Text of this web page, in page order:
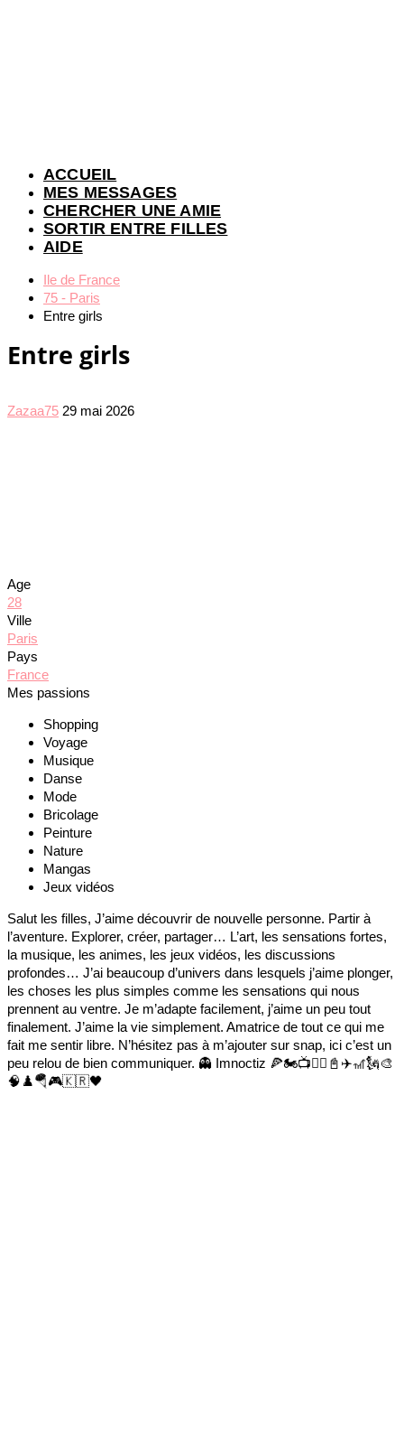
ACCUEIL
MES MESSAGES
CHERCHER UNE AMIE
SORTIR ENTRE FILLES
AIDE
Ile de France
75 - Paris
Entre girls
Entre girls
Zazaa75 29 mai 2026
Age
28
Ville
Paris
Pays
France
Mes passions
Shopping
Voyage
Musique
Danse
Mode
Bricolage
Peinture
Nature
Mangas
Jeux vidéos
Salut les filles, J’aime découvrir de nouvelle personne. Partir à
l’aventure. Explorer, créer, partager… L’art, les sensations fortes,
la musique, les animes, les jeux vidéos, les discussions
profondes… J’ai beaucoup d’univers dans lesquels j’aime plonger,
les choses les plus simples comme les sensations qui nous
prennent au ventre. Je m’adapte facilement, j’aime un peu tout
finalement. J’aime la vie simplement. Amatrice de tout ce qui me
fait me sentir libre. N’hésitez pas à m’ajouter sur snap, ici c’est un
peu relou de bien communiquer. 👻 Imnoctiz 🍕🏍️📺🏃‍♀️📓✈️🎢🗽🎨
🧠♟️🪂🎮🇰🇷🖤